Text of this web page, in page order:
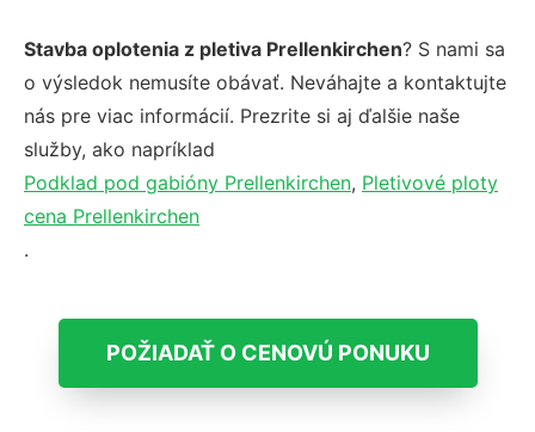
Stavba oplotenia z pletiva Prellenkirchen? S nami sa
o výsledok nemusíte obávať. Neváhajte a kontaktujte
nás pre viac informácií. Prezrite si aj ďalšie naše
služby, ako napríklad
Podklad pod gabióny Prellenkirchen, Pletivové ploty
cena Prellenkirchen
.
POŽIADAŤ O CENOVÚ PONUKU